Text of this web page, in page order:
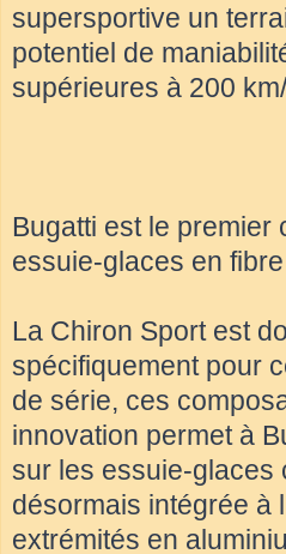
supersportive un
potentiel de
supérieures à 200
Bugatti est le
essuie-glaces en
La Chiron Sport est
spécifiquement pour
de série, ces
innovation permet à
sur les essuie-glaces
désormais intégrée à
extrémités en